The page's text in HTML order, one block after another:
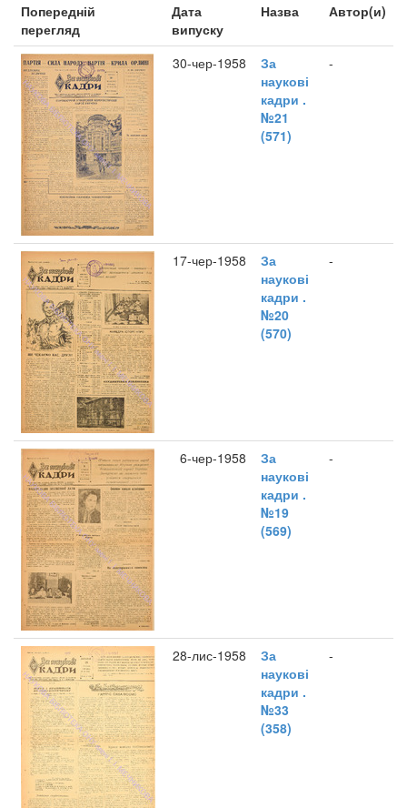
Попередній
перегляд
Дата
випуску
Назва Автор(и)
30-чер-1958
За
наукові
кадри .
№21
(571)
-
17-чер-1958
За
наукові
кадри .
№20
(570)
-
6-чер-1958
За
наукові
кадри .
№19
(569)
-
28-лис-1958
За
наукові
кадри .
№33
(358)
-